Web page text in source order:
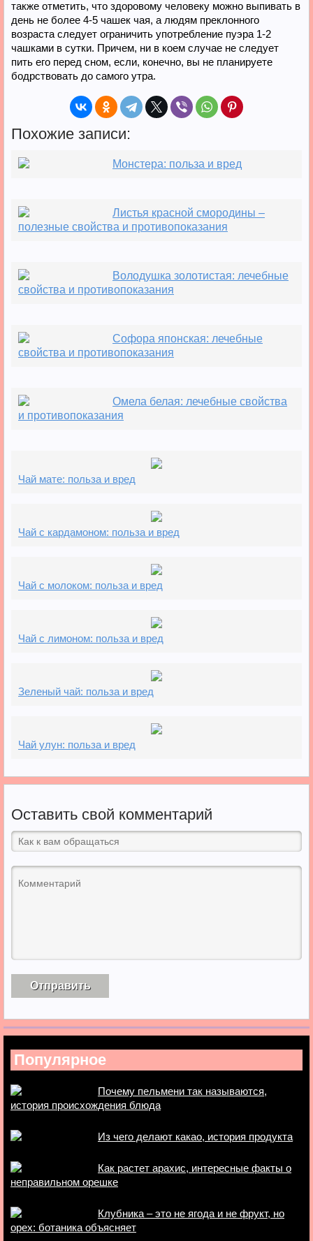
также отметить, что здоровому человеку можно выпивать в
день не более 4-5 чашек чая, а людям преклонного
возраста следует ограничить употребление пуэра 1-2
чашками в сутки. Причем, ни в коем случае не следует
пить его перед сном, если, конечно, вы не планируете
бодрствовать до самого утра.
Похожие записи:
Монстера: польза и вред
Листья красной смородины –
полезные свойства и противопоказания
Володушка золотистая: лечебные
свойства и противопоказания
Софора японская: лечебные
свойства и противопоказания
Омела белая: лечебные свойства
и противопоказания
Чай мате: польза и вред
Чай с кардамоном: польза и вред
Чай с молоком: польза и вред
Чай с лимоном: польза и вред
Зеленый чай: польза и вред
Чай улун: польза и вред
Оставить свой комментарий
Популярное
Почему пельмени так называются,
история происхождения блюда
Из чего делают какао, история продукта
Как растет арахис, интересные факты о
неправильном орешке
Клубника – это не ягода и не фрукт, но
орех: ботаника объясняет